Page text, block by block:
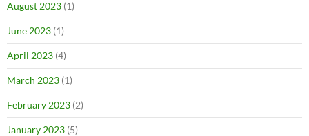
August 2023 (1)
June 2023 (1)
April 2023 (4)
March 2023 (1)
February 2023 (2)
January 2023 (5)